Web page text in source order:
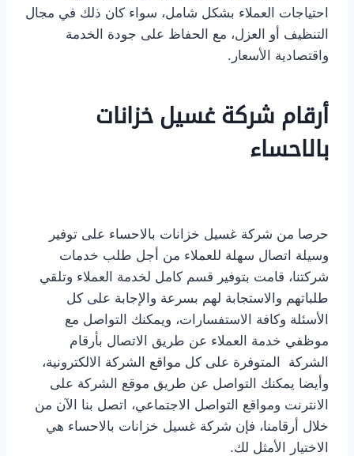
احتياجات العملاء بشكل شامل، سواء كان ذلك في مجال
التنظيف أو العزل، مع الحفاظ على جودة الخدمة
واقتصادية الأسعار.
أرقام شركة غسيل خزانات
بالاحساء
حرصا من شركة غسيل خزانات بالاحساء على توفير
وسيلة اتصال سهلة للعملاء من أجل طلب خدمات
شركتنا، قامت بتوفير قسم كامل لخدمة العملاء وتلقي
طلباتهم والاستجابة لهم بسرعة والإجابة على كل
الأسئلة وكافة الاستفسارات، ويمكنك التواصل مع
موظفي خدمة العملاء عن طريق الاتصال بأرقام
الشركة المتوفرة على كل مواقع الشركة الالكترونية،
وأيضا يمكنك التواصل عن طريق موقع الشركة على
الانترنت ومواقع التواصل الاجتماعي، اتصل بنا الآن من
خلال أرقامنا، فإن شركة غسيل خزانات بالاحساء هي
الاختيار الأمثل لك.